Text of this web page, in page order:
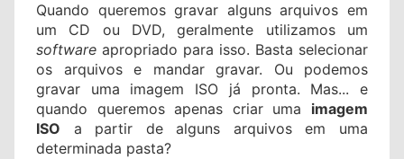
Quando queremos gravar alguns arquivos em
um CD ou DVD, geralmente utilizamos um
software apropriado para isso. Basta selecionar
os arquivos e mandar gravar. Ou podemos
gravar uma imagem ISO já pronta. Mas... e
quando queremos apenas criar uma imagem
ISO a partir de alguns arquivos em uma
determinada pasta?